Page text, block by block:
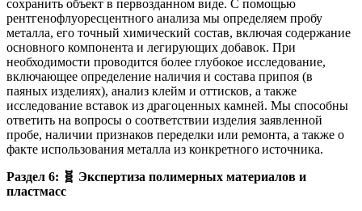
сохранить объект в первозданном виде. С помощью
рентгенофлуоресцентного анализа мы определяем пробу
металла, его точный химический состав, включая содержание
основного компонента и легирующих добавок. При
необходимости проводится более глубокое исследование,
включающее определение наличия и состава припоя (в
паяных изделиях), анализ клейм и оттисков, а также
исследование вставок из драгоценных камней. Мы способны
ответить на вопросы о соответствии изделия заявленной
пробе, наличии признаков переделки или ремонта, а также о
факте использования металла из конкретного источника.
Раздел 6: 🧬 Экспертиза полимерных материалов и
пластмасс